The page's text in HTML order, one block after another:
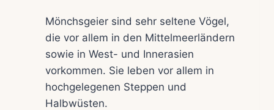
Mönchsgeier sind sehr seltene Vögel,
die vor allem in den Mittelmeerländern
sowie in West- und Innerasien
vorkommen. Sie leben vor allem in
hochgelegenen Steppen und
Halbwüsten.